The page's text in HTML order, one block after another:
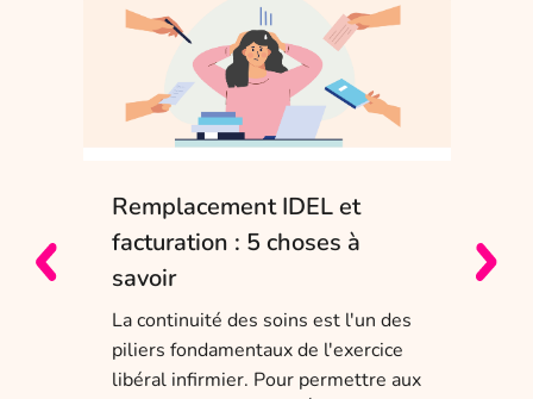
Remplacement IDEL et
facturation : 5 choses à
savoir
La continuité des soins est l'un des
piliers fondamentaux de l'exercice
libéral infirmier. Pour permettre aux